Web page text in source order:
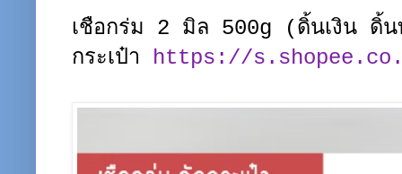
เชือกร่ม 2 มิล 500g (ดิ้นเงิน ดิ้
กระเป๋า https://